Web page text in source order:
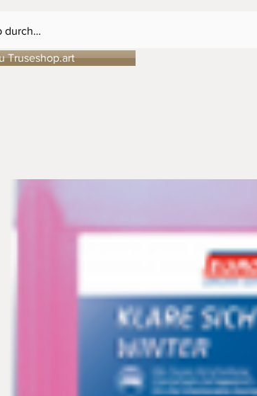
Truseshop.art